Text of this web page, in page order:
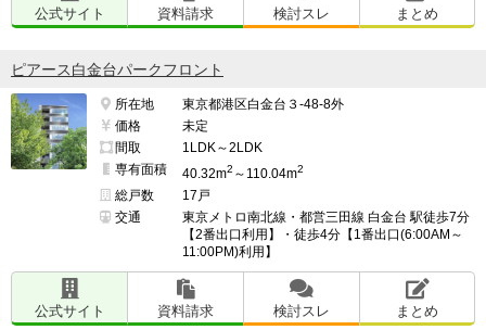
公式サイト 資料請求 検討スレ まとめ
ピアース白金台パークフロント
所在地
東京都港区白金台３-48-8外
価格
未定
間取
1LDK～2LDK
専有面積
40.32m2 ～110.04m2
総戸数
17戸
交通
東京メトロ南北線・都営三田線 白金台 駅徒歩7分
【2番出口利用】・徒歩4分【1番出口(6:00AM～
11:00PM)利用】
公式サイト 資料請求 検討スレ まとめ